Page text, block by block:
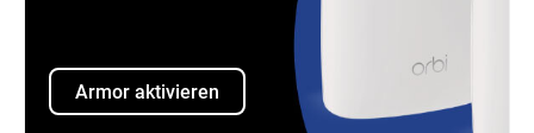
Armor aktivieren